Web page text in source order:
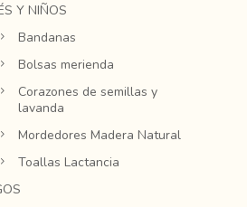
Y NIÑOS
Bandanas
Bolsas merienda
Corazones de semillas y
lavanda
Mordedores Madera Natural
Toallas Lactancia